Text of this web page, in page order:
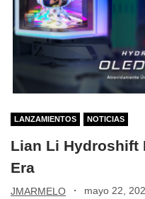
LANZAMIENTOS NOTICIAS
Lian Li Hydroshift
Era
JMARMELO · mayo 22,